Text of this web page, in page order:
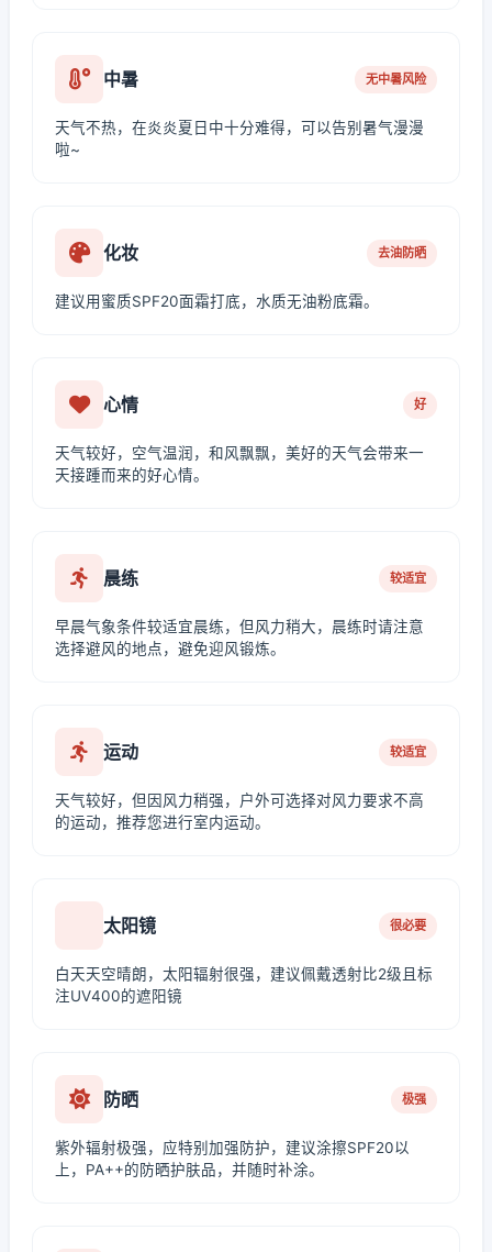
中暑 无中暑风险
天气不热，在炎炎夏日中十分难得，可以告别暑气漫漫
啦~
化妆 去油防晒
建议用蜜质SPF20面霜打底，水质无油粉底霜。
心情 好
天气较好，空气温润，和风飘飘，美好的天气会带来一
天接踵而来的好心情。
晨练 较适宜
早晨气象条件较适宜晨练，但风力稍大，晨练时请注意
选择避风的地点，避免迎风锻炼。
运动 较适宜
天气较好，但因风力稍强，户外可选择对风力要求不高
的运动，推荐您进行室内运动。
太阳镜 很必要
白天天空晴朗，太阳辐射很强，建议佩戴透射比2级且标
注UV400的遮阳镜
防晒 极强
紫外辐射极强，应特别加强防护，建议涂擦SPF20以
上，PA++的防晒护肤品，并随时补涂。